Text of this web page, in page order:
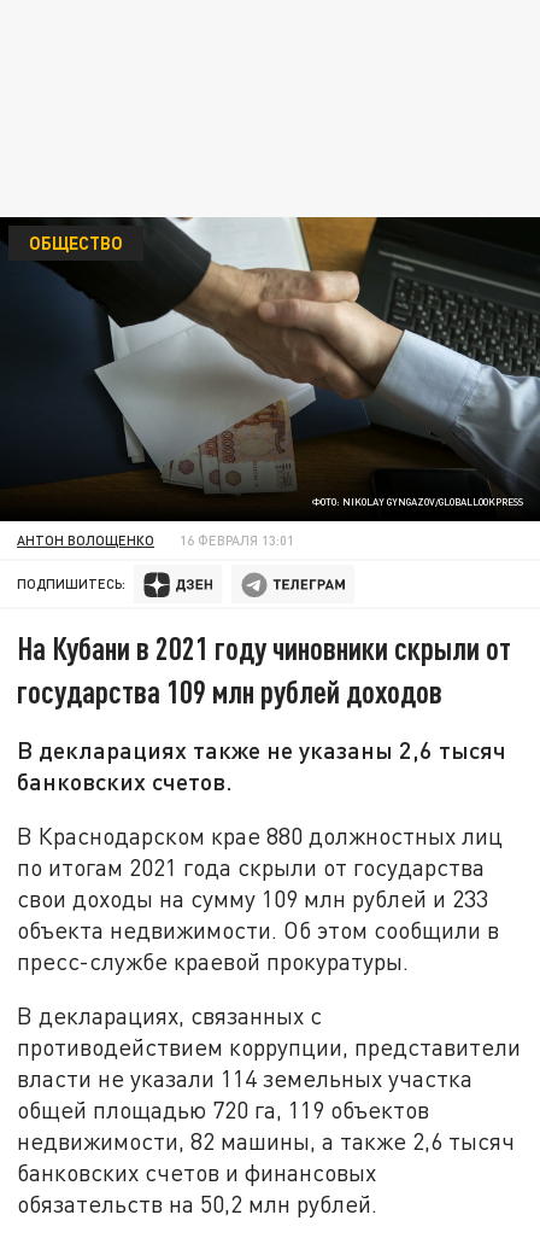
ФОТО: NIKOLAY GYNGAZOV/GLOBALLOOKPRESS
ОБЩЕСТВО
АНТОН ВОЛОЩЕНКО 16 ФЕВРАЛЯ 13:01
ПОДПИШИТЕСЬ:
На Кубани в 2021 году чиновники скрыли от
государства 109 млн рублей доходов
В декларациях также не указаны 2,6 тысяч
банковских счетов.
В Краснодарском крае 880 должностных лиц
по итогам 2021 года скрыли от государства
свои доходы на сумму 109 млн рублей и 233
объекта недвижимости. Об этом сообщили в
пресс-службе краевой прокуратуры.
В декларациях, связанных с
противодействием коррупции, представители
власти не указали 114 земельных участка
общей площадью 720 га, 119 объектов
недвижимости, 82 машины, а также 2,6 тысяч
банковских счетов и финансовых
обязательств на 50,2 млн рублей.